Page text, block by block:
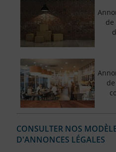
de
CONSULTER NOS
D'ANNONCES LÉGALES